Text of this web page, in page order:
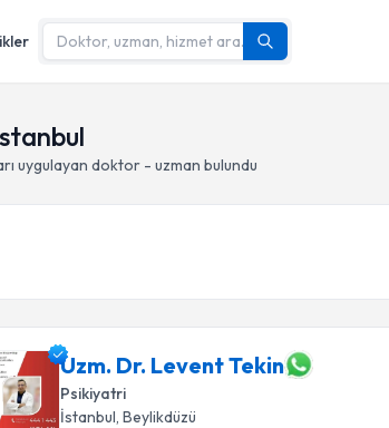
uygulayan doktor - uzman bulundu
Uzm. Dr. Levent Tekin
Psikiyatri
İstanbul, Beylikdüzü